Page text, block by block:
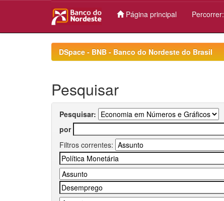
Página principal Percorrer:
DSpace - BNB - Banco do Nordeste do Brasil
Pesquisar
Pesquisar:
por
Filtros correntes: